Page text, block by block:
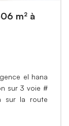
m² à
el hana
sur 3 voie #
sur la route